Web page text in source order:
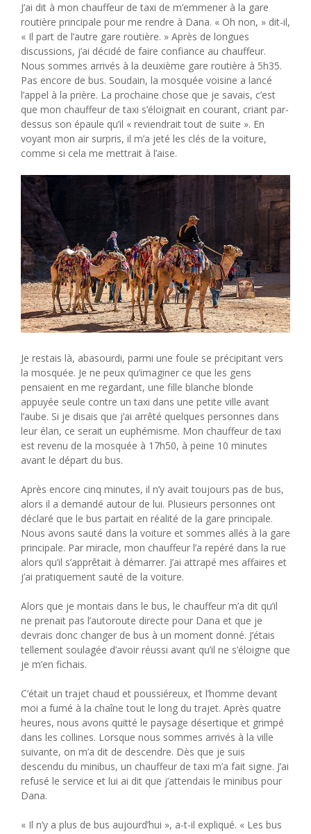
J’ai dit à mon chauffeur de taxi de m’emmener à la gare
routière principale pour me rendre à Dana. « Oh non, » dit-il,
« Il part de l’autre gare routière. » Après de longues
discussions, j’ai décidé de faire confiance au chauffeur.
Nous sommes arrivés à la deuxième gare routière à 5h35.
Pas encore de bus. Soudain, la mosquée voisine a lancé
l’appel à la prière. La prochaine chose que je savais, c’est
que mon chauffeur de taxi s’éloignait en courant, criant par-
dessus son épaule qu’il « reviendrait tout de suite ». En
voyant mon air surpris, il m’a jeté les clés de la voiture,
comme si cela me mettrait à l’aise.
Je restais là, abasourdi, parmi une foule se précipitant vers
la mosquée. Je ne peux qu’imaginer ce que les gens
pensaient en me regardant, une fille blanche blonde
appuyée seule contre un taxi dans une petite ville avant
l’aube. Si je disais que j’ai arrêté quelques personnes dans
leur élan, ce serait un euphémisme. Mon chauffeur de taxi
est revenu de la mosquée à 17h50, à peine 10 minutes
avant le départ du bus.
Après encore cinq minutes, il n’y avait toujours pas de bus,
alors il a demandé autour de lui. Plusieurs personnes ont
déclaré que le bus partait en réalité de la gare principale.
Nous avons sauté dans la voiture et sommes allés à la gare
principale. Par miracle, mon chauffeur l’a repéré dans la rue
alors qu’il s’apprêtait à démarrer. J’ai attrapé mes affaires et
j’ai pratiquement sauté de la voiture.
Alors que je montais dans le bus, le chauffeur m’a dit qu’il
ne prenait pas l’autoroute directe pour Dana et que je
devrais donc changer de bus à un moment donné. J’étais
tellement soulagée d’avoir réussi avant qu’il ne s’éloigne que
je m’en fichais.
C’était un trajet chaud et poussiéreux, et l’homme devant
moi a fumé à la chaîne tout le long du trajet. Après quatre
heures, nous avons quitté le paysage désertique et grimpé
dans les collines. Lorsque nous sommes arrivés à la ville
suivante, on m’a dit de descendre. Dès que je suis
descendu du minibus, un chauffeur de taxi m’a fait signe. J’ai
refusé le service et lui ai dit que j’attendais le minibus pour
Dana.
« Il n’y a plus de bus aujourd’hui », a-t-il expliqué. « Les bus